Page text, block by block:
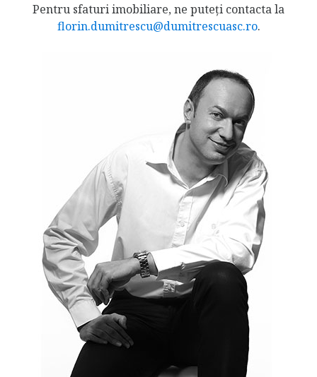
Pentru sfaturi imobiliare, ne puteți contacta la
florin.dumitrescu@dumitrescuasc.ro.